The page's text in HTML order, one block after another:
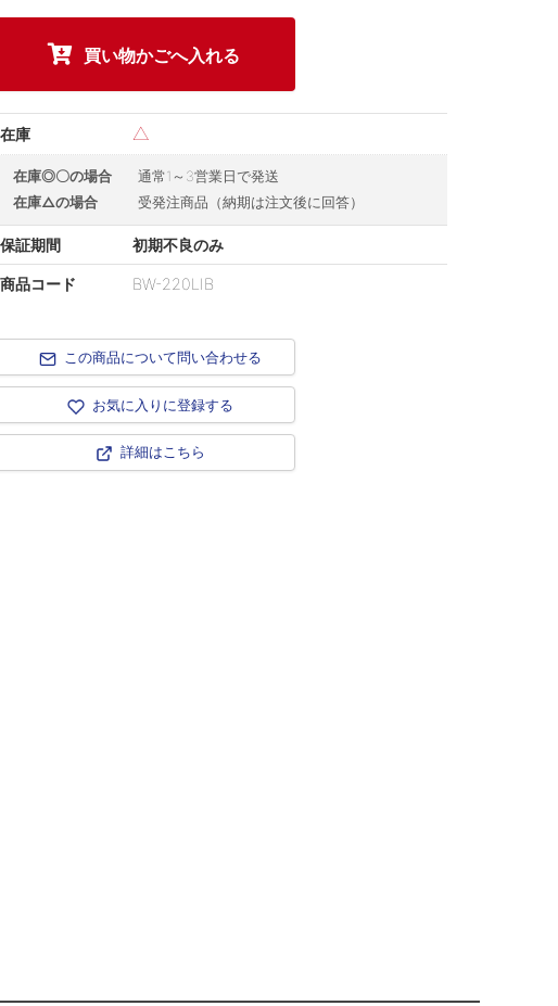
商品コード BW-220LIB
在庫◎〇の場合
通常1～3営業日で発送
在庫△の場合
受発注商品（納期は注文後に回答）
保証期間 初期不良のみ
在庫 △
買い物かごへ入れる
この商品について問い合わせる
お気に入りに登録する
詳細はこちら